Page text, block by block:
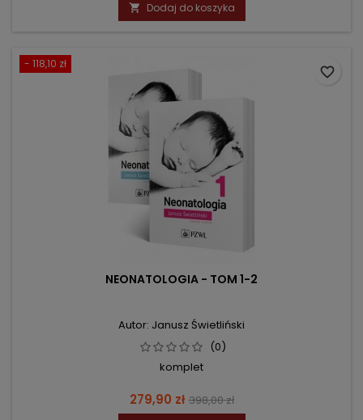
 Dodaj do koszyka
- 118,10 zł
NEONATOLOGIA - TOM 1-2
Autor: Janusz Świetliński
(0)
komplet
Cena
279,90 zł Cena
398,00 zł
favorite_border